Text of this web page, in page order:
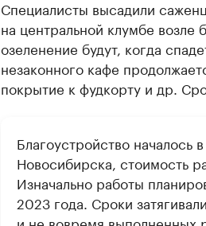
Специалисты высадили
на центральной клумбе возле
озеленение будут, когда
незаконного кафе
покрытие к фудкорту и др.
Благоустройство
Новосибирска, стоимость
Изначально работы
2023 года. Сроки